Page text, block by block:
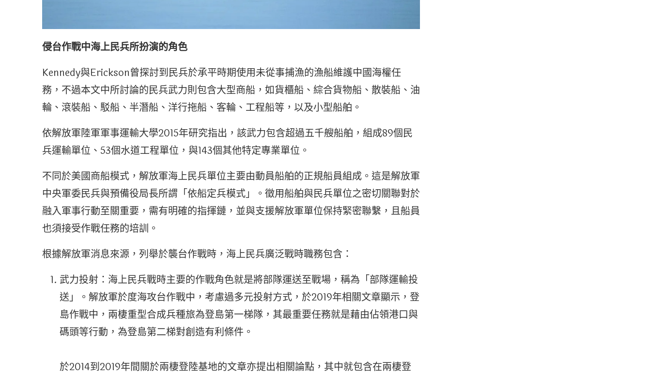
侵台作戰中海上民兵所扮演的角色
Kennedy與Erickson曾探討到民兵於承平時期使用未從事捕漁的漁船維護中國海權任
務，不過本文中所討論的民兵武力則包含大型商船，如貨櫃船、綜合貨物船、散裝船、油
輪、滾裝船、駁船、半潛船、洋行拖船、客輪、工程船等，以及小型船舶。
依解放軍陸軍軍事運輸大學2015年研究指出，該武力包含超過五千艘船舶，組成89個民
兵運輸單位、53個水道工程單位，與143個其他特定專業單位。
不同於美國商船模式，解放軍海上民兵單位主要由動員船舶的正規船員組成。這是解放軍
中央軍委民兵與預備役局長所謂「依船定兵模式」。徵用船舶與民兵單位之密切關聯對於
融入軍事行動至關重要，需有明確的指揮鏈，並與支援解放軍單位保持緊密聯繫，且船員
也須接受作戰任務的培訓。
根據解放軍消息來源，列舉於襲台作戰時，海上民兵廣泛戰時職務包含：
武力投射：海上民兵戰時主要的作戰角色就是將部隊運送至戰場，稱為「部隊運輸投
送」。解放軍於度海攻台作戰中，考慮過多元投射方式，於2019年相關文章顯示，登
島作戰中，兩棲重型合成兵種旅為登島第一梯隊，其最重要任務就是藉由佔領港口與
碼頭等行動，為登島第二梯對創造有利條件。
於2014到2019年間關於兩棲登陸基地的文章亦提出相關論點，其中就包含在兩棲登